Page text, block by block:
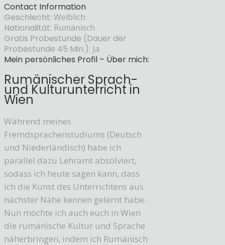
Contact Information
Geschlecht: Weiblich
Nationalität: Rumänisch
Gratis Probestunde (Dauer der
Probestunde 45 Min.): Ja
Mein persönliches Profil – Über mich:
Rumänischer Sprach-
und Kulturunterricht in
Wien
Während meines
Fremdsprachenstudiums (Deutsch
und Niederländisch) habe ich
parallel dazu Lehramt absolviert,
sodass ich heute sagen kann, dass
ich die Kunst des Unterrichtens aus
nächster Nähe kennen gelernt habe.
Nun möchte ich auch euch in Wien
die rumänische Kultur und Sprache
näherbringen, indem ich Rumänisch